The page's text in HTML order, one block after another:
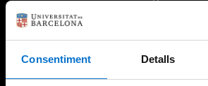
Consentiment Detalls
Try again